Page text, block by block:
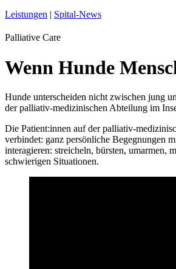
Leistungen | Spital-News
Palliative Care
Wenn Hunde
Hunde unterscheiden nicht zwischen jung
der palliativ-medizinischen Abteilung im
Die Patient:innen auf der palliativ-
verbindet: ganz persönliche Begegnungen
interagieren: streicheln, bürsten, umarmen,
schwierigen Situationen.